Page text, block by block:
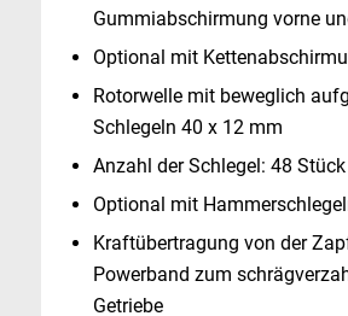
Gummiabschirmung vorne
Optional mit
Rotorwelle mit beweglich
Schlegeln 40 x 12 mm
Anzahl der Schlegel: 48 Stück
Optional mit
Kraftübertragung von der
Powerband zum
Getriebe